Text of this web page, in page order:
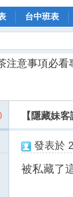
台中班表
注意事項必看
【隱藏妹
發表於
被私藏了